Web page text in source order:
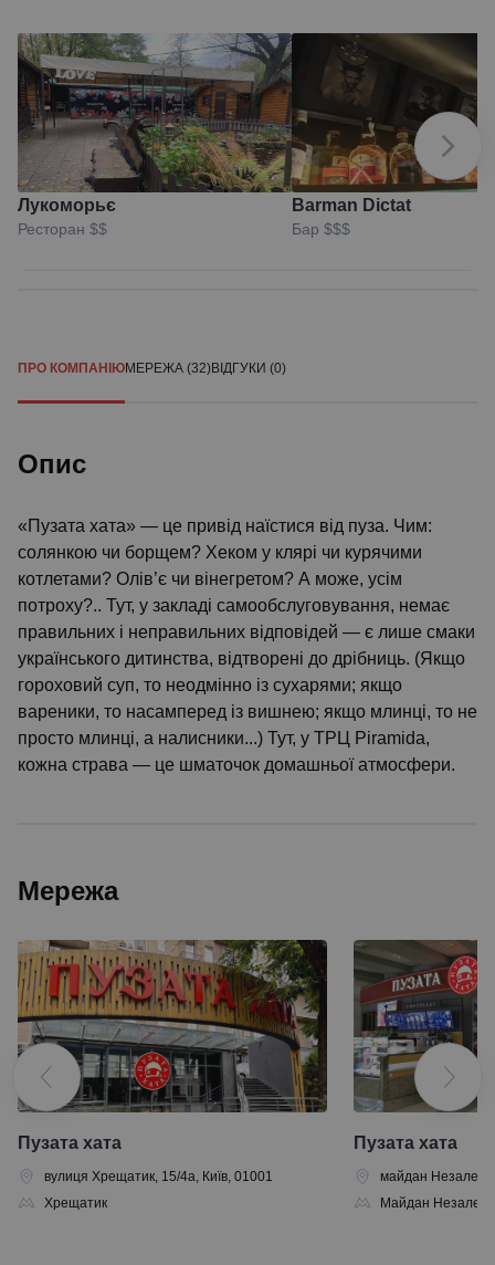
Лукоморьє
Ресторан $$
Barman Dictat
Бар $$$
ПРО КОМПАНІЮМЕРЕЖА (32)ВІДГУКИ (0)
Опис
«Пузата хата» — це привід наїстися від пуза. Чим:
солянкою чи борщем? Хеком у клярі чи курячими
котлетами? Олів’є чи вінегретом? А може, усім
потроху?.. Тут, у закладі самообслуговування, немає
правильних і неправильних відповідей — є лише смаки
українського дитинства, відтворені до дрібниць. (Якщо
гороховий суп, то неодмінно із сухарями; якщо
вареники, то насамперед із вишнею; якщо млинці, то не
просто млинці, а налисники...) Тут, у ТРЦ Piramida,
кожна страва — це шматочок домашньої атмосфери.
Мережа
Пузата хата
вулиця Хрещатик, 15/4а, Київ, 01001
Хрещатик
Пузата хата
майдан
Майдан